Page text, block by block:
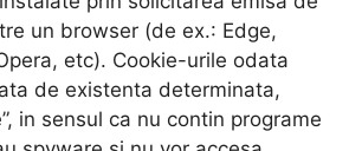
un browser (de ex.: Edge,
etc). Cookie-urile odata
de existenta determinata,
in sensul ca nu contin programe